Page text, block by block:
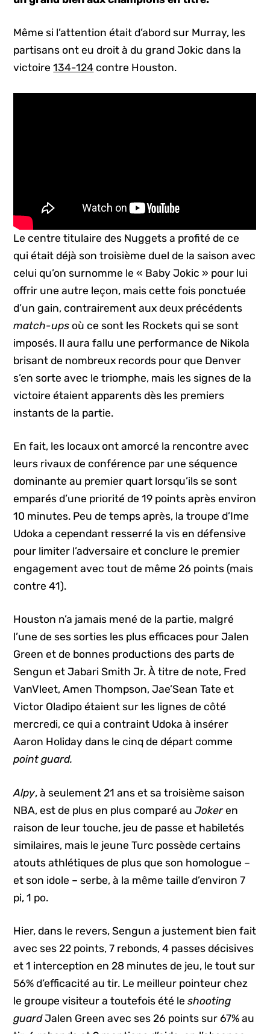
Même si l’attention était d’abord sur Murray, les
partisans ont eu droit à du grand Jokic dans la
victoire134-124 contre Houston.
Le centre titulaire des Nuggets a profité de ce
qui était déjà son troisième duel de la saison avec
celui qu’on surnomme le « Baby Jokic » pour lui
offrir une autre leçon, mais cette fois ponctuée
d’un gain, contrairement aux deux précédents
match-ups où ce sont les Rockets qui se sont
imposés. Il aura fallu une performance de Nikola
brisant de nombreux records pour que Denver
s’en sorte avec le triomphe, mais les signes de la
victoire étaient apparents dès les premiers
instants de la partie.
En fait, les locaux ont amorcé la rencontre avec
leurs rivaux de conférence par une séquence
dominante au premier quart lorsqu’ils se sont
emparés d’une priorité de 19 points après environ
10 minutes. Peu de temps après, la troupe d’Ime
Udoka a cependant resserré la vis en défensive
pour limiter l’adversaire et conclure le premier
engagement avec tout de même 26 points (mais
contre 41).
Houston n’a jamais mené de la partie, malgré
l’une de ses sorties les plus efficaces pour Jalen
Green et de bonnes productions des parts de
Sengun et Jabari Smith Jr. À titre de note, Fred
VanVleet, Amen Thompson, Jae’Sean Tate et
Victor Oladipo étaient sur les lignes de côté
mercredi, ce qui a contraint Udoka à insérer
Aaron Holiday dans le cinq de départ comme
point guard.
Alpy, à seulement 21 ans et sa troisième saison
NBA, est de plus en plus comparé auJokeren
raison de leur touche, jeu de passe et habiletés
similaires, mais le jeune Turc possède certains
atouts athlétiques de plus que son homologue –
et son idole – serbe, à la même taille d’environ 7
pi, 1 po.
Hier, dans le revers, Sengun a justement bien fait
avec ses 22 points, 7 rebonds, 4 passes décisives
et 1 interception en 28 minutes de jeu, le tout sur
56% d’efficacité au tir. Le meilleur pointeur chez
le groupe visiteur a toutefois été leshooting
guardJalen Green avec ses 26 points sur 67% au